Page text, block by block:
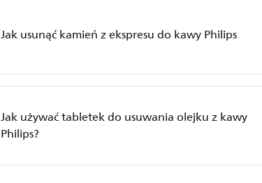
Jak usunąć kamień z ekspresu do kawy Philips
Jak używać tabletek do usuwania olejku z kawy
Philips?